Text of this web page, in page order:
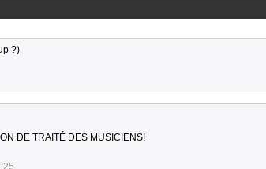
?)
DE TRAITÉ DES MUSICIENS!